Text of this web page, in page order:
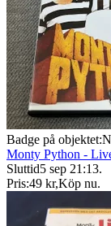
Badge på objektet:
Monty Python -
Sluttid5 sep 21:13.
Pris:49 kr,Köp nu.